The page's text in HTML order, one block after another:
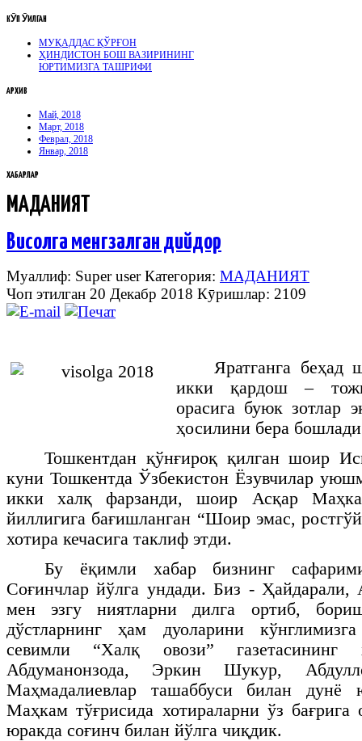
КӮП ӮҚИЛГАН
МУҚАДДАС ҚЎРҒОН
ҲИНДИСТОН БОШ ВАЗИРИНИНГ
ЮРТИМИЗГА ТАШРИФИ
АРХИВ
Май, 2018
Март, 2018
Феврал, 2018
Январ, 2018
ХАБАРЛАР
МАДАНИЯТ
Висолга менгзалган дийдор
Муаллиф: Super userКатегория: МАДАНИЯТ
Чоп этилган 20 Декабр 2018 Кӯришлар: 2109
Яратганга беҳад
икки қардош –
орасига буюк зотлар
ҳосилини бера
Тошкентдан қўнғироқ қилган шоир
куни Тошкентда Ўзбекистон Ёзувчилар
икки халқ фарзанди, шоир Асқар
йиллигига бағишланган “Шоир эмас,
хотира кечасига таклиф этди.
Бу ёқимли хабар бизнинг
Соғинчлар йўлга ундади. Биз -
мен эзгу ниятларни дилга ортиб,
дўстларнинг ҳам дуоларини
севимли “Халқ овози” газетасининг
Абдуманонзода, Эркин Шукур,
Маҳмадалиевлар ташаббуси билан дунё
Маҳкам тўғрисида хотираларни ўз бағрига
юракда соғинч билан йўлга чиқдик.